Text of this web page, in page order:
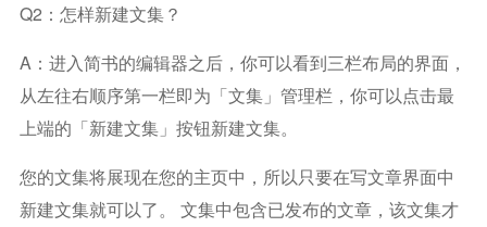
Q2：怎样新建文集？
A：进入简书的编辑器之后，你可以看到三栏布局的界面，
从左往右顺序第一栏即为「文集」管理栏，你可以点击最
上端的「新建文集」按钮新建文集。
您的文集将展现在您的主页中，所以只要在写文章界面中
新建文集就可以了。 文集中包含已发布的文章，该文集才